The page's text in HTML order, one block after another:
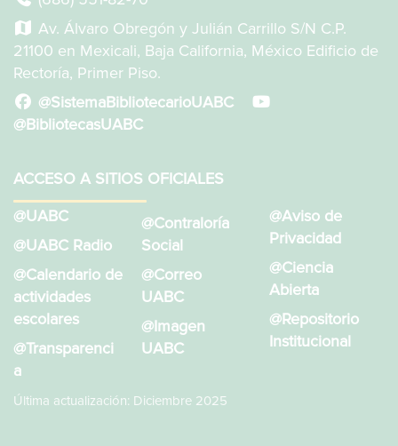
Av. Álvaro Obregón y Julián Carrillo S/N C.P.
21100 en Mexicali, Baja California, México Edificio de
Rectoría, Primer Piso.
@SistemaBibliotecarioUABC
@BibliotecasUABC
ACCESO A SITIOS OFICIALES
@UABC
@UABC Radio
@Calendario de
actividades
escolares
@Transparenci
a
@Contraloría
Social
@Correo
UABC
@Imagen
UABC
@Aviso de
Privacidad
@Ciencia
Abierta
@Repositorio
Institucional
Última actualización: Diciembre 2025